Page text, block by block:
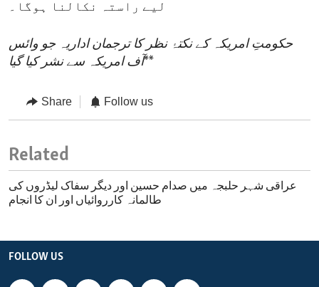
لیے راستہ نکالنا ہوگا۔
حکومتِ امریکہ کے نکتۂ نظر کا ترجمان اداریہ جو وائس
آف امریکہ سے نشر کیا گیا**
Share Follow us
Related
عراقی شہر حلبجہ میں صدام حسین اور دیگر سفاک لیڈروں کی
طالمانہ کارروائیاں اور ان کا انجام
FOLLOW US